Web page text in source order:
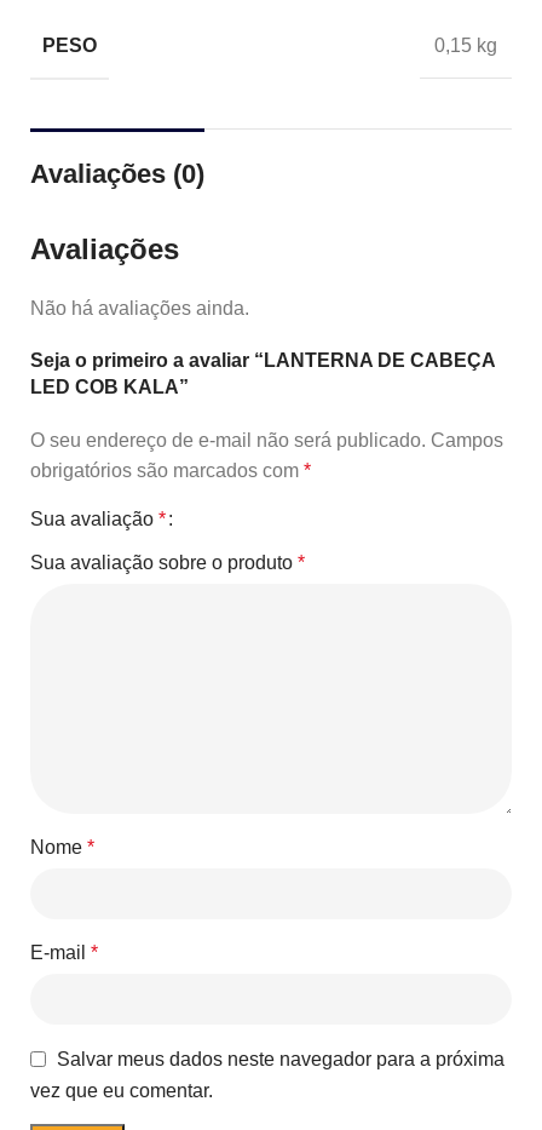
PESO 0,15 kg
Avaliações (0)
Avaliações
Não há avaliações ainda.
Seja o primeiro a avaliar “LANTERNA DE CABEÇA
LED COB KALA”
O seu endereço de e-mail não será publicado. Campos
obrigatórios são marcados com *
Sua avaliação *
Sua avaliação sobre o produto *
Nome *
E-mail *
Salvar meus dados neste navegador para a próxima
vez que eu comentar.